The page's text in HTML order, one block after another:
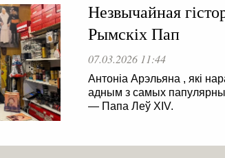
Незвычайная
Рымскіх Пап
07.03.2026 11:44
Антоніа Арэльяна , які
адным з самых
— Папа Леў XIV.